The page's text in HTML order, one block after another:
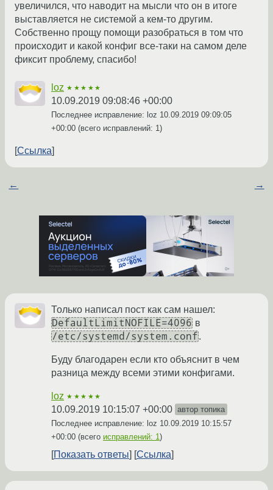
увеличился, что наводит на мысли что он в итоге
выставляется не системой а кем-то другим.
Собственно прощу помощи разобраться в том что
происходит и какой конфиг все-таки на самом деле
фиксит проблему, спасибо!
loz ★★★★★
10.09.2019 09:08:46 +00:00
Последнее исправление: loz 10.09.2019 09:09:05
+00:00 (всего исправлений: 1)
Ссылка
← →
Только написал пост как сам нашел:
DefaultLimitNOFILE=4096 в
/etc/systemd/system.conf.
Буду благодарен если кто объяснит в чем
разница между всеми этими конфигами.
loz ★★★★★
10.09.2019 10:15:07 +00:00 автор топика
Последнее исправление: loz 10.09.2019 10:15:57
+00:00 (всего исправлений: 1)
Показать ответы Ссылка